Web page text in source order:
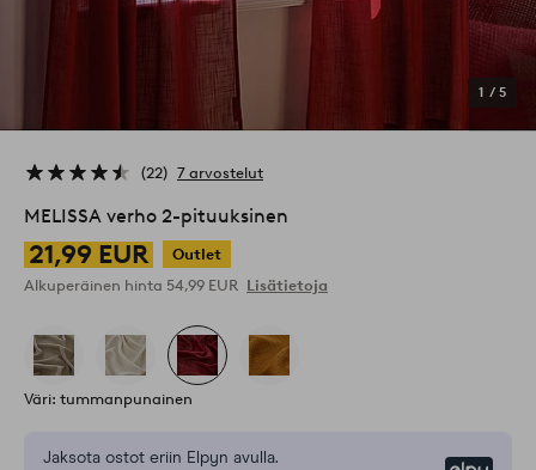
1 / 5
22 7 arvostelut
MELISSA verho 2-pituuksinen
21,99 EUR
Outlet
Alkuperäinen hinta 54,99 EUR Lisätietoja
Väri: tummanpunainen
Jaksota ostot eriin Elpyn avulla.